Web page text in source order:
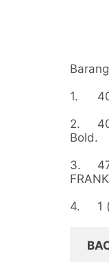
1.
2.
Bold.
3.
4.
1